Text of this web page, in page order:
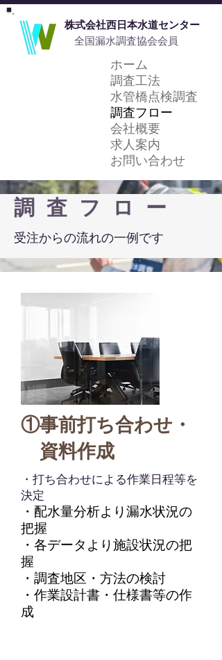
​株式会社西日本水道センター
​全国漏水調査協会会員
ホーム
調査工法
水管橋点検調査
調査フロー
会社概要
求人案内
お問い合わせ
​調 査 フ ロ ー
​受注からの流れの一例です
①事前打ち合わせ・
​ 資料作成
・打ち合わせによる作業日程等を
決定
・配水量分析より漏水状況の
把握
・各データより施設状況の把
握
・調査地区・方法の検討
・作業設計書・仕様書等の作
成